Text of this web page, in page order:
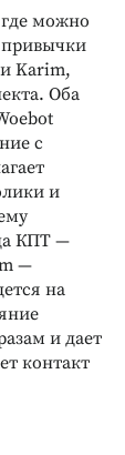
можно
привычки
и Karim,
Оба
с
и
КПТ —
—
на
и дает
контакт